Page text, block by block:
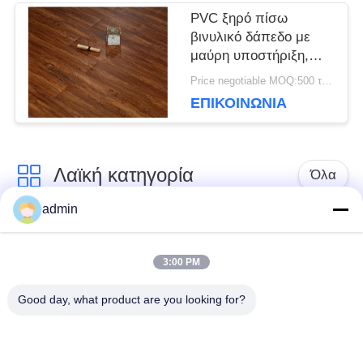
ΑΠΟΡΡΉΤΟΥ
PVC ξηρό πίσω
βινυλικό δάπεδο με
μαύρη υποστήριξη,
πάχος 2 / 3mm
Price negotiable MOQ:500 τετραγωνικά μέτρα
ΕΠΙΚΟΙΝΩΝΊΑ
Λαϊκή κατηγορία Όλα
βινυλίου δάπεδο
κεραμιδιών
admin
3:00 PM
Good day, what product are you looking for?